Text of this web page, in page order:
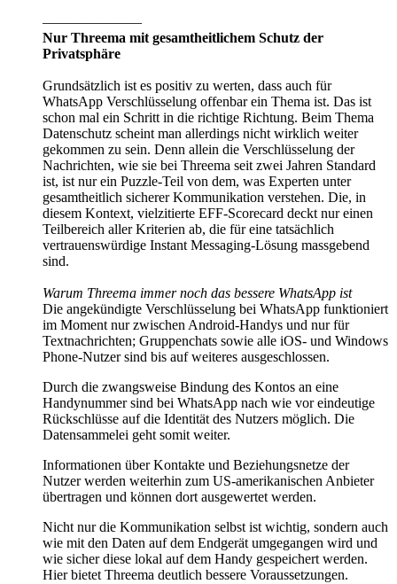
———————
Nur Threema mit gesamtheitlichem Schutz der
Privatsphäre
Grundsätzlich ist es positiv zu werten, dass auch für
WhatsApp Verschlüsselung offenbar ein Thema ist. Das ist
schon mal ein Schritt in die richtige Richtung. Beim Thema
Datenschutz scheint man allerdings nicht wirklich weiter
gekommen zu sein. Denn allein die Verschlüsselung der
Nachrichten, wie sie bei Threema seit zwei Jahren Standard
ist, ist nur ein Puzzle-Teil von dem, was Experten unter
gesamtheitlich sicherer Kommunikation verstehen. Die, in
diesem Kontext, vielzitierte EFF-Scorecard deckt nur einen
Teilbereich aller Kriterien ab, die für eine tatsächlich
vertrauenswürdige Instant Messaging-Lösung massgebend
sind.
Warum Threema immer noch das bessere WhatsApp ist
Die angekündigte Verschlüsselung bei WhatsApp funktioniert
im Moment nur zwischen Android-Handys und nur für
Textnachrichten; Gruppenchats sowie alle iOS- und Windows
Phone-Nutzer sind bis auf weiteres ausgeschlossen.
Durch die zwangsweise Bindung des Kontos an eine
Handynummer sind bei WhatsApp nach wie vor eindeutige
Rückschlüsse auf die Identität des Nutzers möglich. Die
Datensammelei geht somit weiter.
Informationen über Kontakte und Beziehungsnetze der
Nutzer werden weiterhin zum US-amerikanischen Anbieter
übertragen und können dort ausgewertet werden.
Nicht nur die Kommunikation selbst ist wichtig, sondern auch
wie mit den Daten auf dem Endgerät umgegangen wird und
wie sicher diese lokal auf dem Handy gespeichert werden.
Hier bietet Threema deutlich bessere Voraussetzungen.